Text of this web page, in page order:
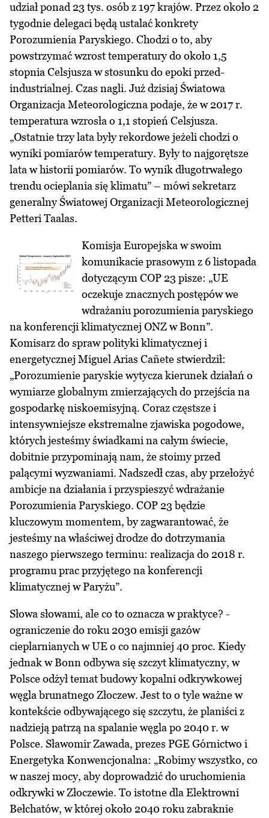
udział ponad 23 tys. osób z 197 krajów. Przez około 2
tygodnie delegaci będą ustalać konkrety
Porozumienia Paryskiego. Chodzi o to, aby
powstrzymać wzrost temperatury do około 1,5
stopnia Celsjusza w stosunku do epoki przed-
industrialnej. Czas nagli. Już dzisiaj Światowa
Organizacja Meteorologiczna podaje, że w 2017 r.
temperatura wzrosła o 1,1 stopień Celsjusza.
„Ostatnie trzy lata były rekordowe jeżeli chodzi o
wyniki pomiarów temperatury. Były to najgorętsze
lata w historii pomiarów. To wynik długotrwałego
trendu ocieplania się klimatu” – mówi sekretarz
generalny Światowej Organizacji Meteorologicznej
Petteri Taalas.
Komisja Europejska w swoim
komunikacie prasowym z 6 listopada
dotyczącym COP 23 pisze: „UE
oczekuje znacznych postępów we
wdrażaniu porozumienia paryskiego
na konferencji klimatycznej ONZ w Bonn”.
Komisarz do spraw polityki klimatycznej i
energetycznej Miguel Arias Cañete stwierdził:
„Porozumienie paryskie wytycza kierunek działań o
wymiarze globalnym zmierzających do przejścia na
gospodarkę niskoemisyjną. Coraz częstsze i
intensywniejsze ekstremalne zjawiska pogodowe,
których jesteśmy świadkami na całym świecie,
dobitnie przypominają nam, że stoimy przed
palącymi wyzwaniami. Nadszedł czas, aby przełożyć
ambicje na działania i przyspieszyć wdrażanie
Porozumienia Paryskiego. COP 23 będzie
kluczowym momentem, by zagwarantować, że
jesteśmy na właściwej drodze do dotrzymania
naszego pierwszego terminu: realizacja do 2018 r.
programu prac przyjętego na konferencji
klimatycznej w Paryżu”.
Słowa słowami, ale co to oznacza w praktyce? -
ograniczenie do roku 2030 emisji gazów
cieplarnianych w UE o co najmniej 40 proc. Kiedy
jednak w Bonn odbywa się szczyt klimatyczny, w
Polsce odżył temat budowy kopalni odkrywkowej
węgla brunatnego Złoczew. Jest to o tyle ważne w
kontekście odbywającego się szczytu, że planiści z
nadzieją patrzą na spalanie węgla po 2040 r. w
Polsce. Sławomir Zawada, prezes PGE Górnictwo i
Energetyka Konwencjonalna: „Robimy wszystko, co
w naszej mocy, aby doprowadzić do uruchomienia
odkrywki w Złoczewie. To istotne dla Elektrowni
Bełchatów, w której około 2040 roku zabraknie